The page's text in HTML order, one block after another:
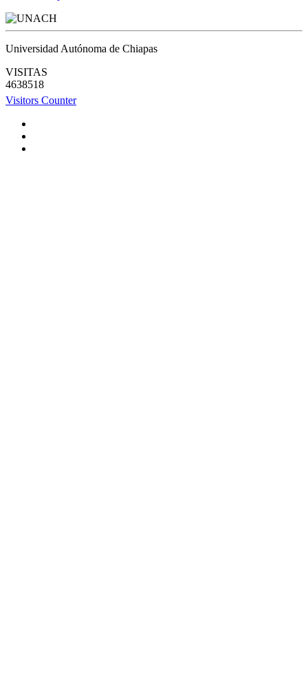
Universidad Autónoma de Chiapas
VISITAS
4638518
Visitors Counter